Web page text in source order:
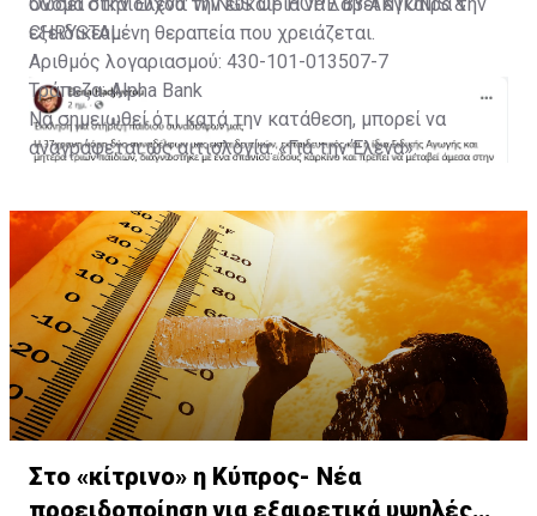
εξειδικευμένη θεραπεία που χρειάζεται.
CHRYSTAL
Αριθμός λογαριασμού: 430-101-013507-7
Τράπεζα: Alpha Bank
Να σημειωθεί ότι κατά την κατάθεση, μπορεί να
αναγράφεται ως αιτιολογία: «Για την Έλενα».
Στο «κίτρινο» η Κύπρος- Νέα
προειδοποίηση για εξαιρετικά υψηλές